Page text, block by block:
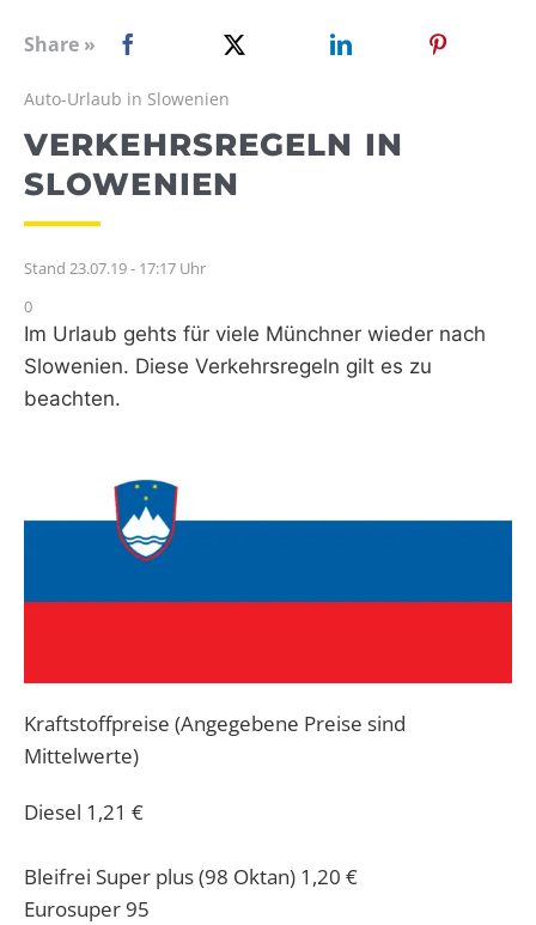
WEBRADIO
Share »
Auto-Urlaub in Slowenien
VERKEHRSREGELN IN
SLOWENIEN
Stand 23.07.19 - 17:17 Uhr
0
Im Urlaub gehts für viele Münchner wieder nach
Slowenien. Diese Verkehrsregeln gilt es zu
beachten.
Kraftstoffpreise (Angegebene Preise sind
Mittelwerte)
Diesel 1,21 €
Bleifrei Super plus (98 Oktan) 1,20 €
Eurosuper 95